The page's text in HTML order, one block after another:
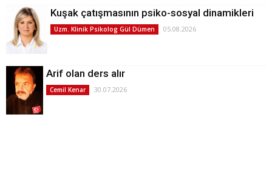
Kuşak çatışmasının psiko-sosyal dinamikleri
Uzm. Klinik Psikolog Gül Dümen 05.08.2026
Arif olan ders alır
Cemil Kenar 30.07.2026